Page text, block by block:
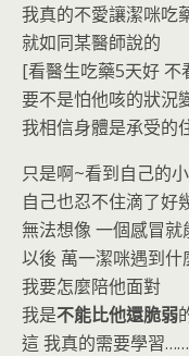
我真的不愛讓潔咪吃
就如同某醫師說的
[看醫生吃藥5天好 不
要不是怕他咳的狀況
我相信身體是承受的
只是啊~看到自己的
自己也忍不住滴了好
無法想像 一個感冒
以後 萬一潔咪遇到
我要怎麼陪他面對
我是不能比他還脆弱
這 我真的需要學習